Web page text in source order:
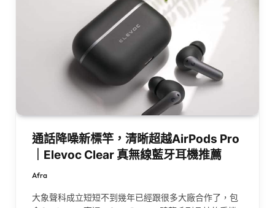
通話降噪新標竿，清晰超越AirPods Pro
｜Elevoc Clear 真無線藍牙耳機推薦
Afra
大象聲科成立短短不到幾年已經跟很多大廠合作了，包